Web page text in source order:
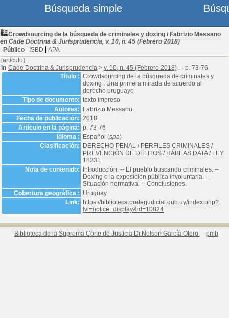
Crowdsourcing de la búsqueda de criminales y doxing / Fabrizio Messano
en Cade Doctrina & Jurisprudencia, v. 10, n. 45 (Febrero 2018)
Público
ISBD
APA
[artículo]
in Cade Doctrina & Jurisprudencia > v. 10, n. 45 (Febrero 2018) . - p. 73-76
Título : Crowdsourcing de la búsqueda de criminales y
doxing : Una primera mirada de acuerdo al
derecho uruguayo
Tipo de documento: texto impreso
Autores:
Fabrizio Messano
Fecha de publicación: 2018
Artículo en la página: p. 73-76
Idioma :
Español (spa)
Clasificación:
DERECHO PENAL / PERFILES CRIMINALES /
PREVENCIÓN DE DELITOS / HÁBEAS DATA/ LEY
18331
Nota de contenido:
Introducción. -- El pueblo buscando criminales. --
Doxing o la exposición pública involuntaria. --
Situación normativa. -- Conclusiones.
Cobertura geográfica : Uruguay
Link:
https://biblioteca.poderjudicial.gub.uy/index.php?
lvl=notice_display&id=10824
Biblioteca de la Suprema Corte de Justicia Dr.Nelson García Otero pmb
Búsqueda simple